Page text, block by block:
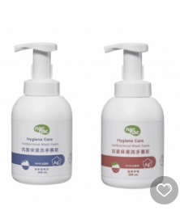
華，洗後清爽不乾燥